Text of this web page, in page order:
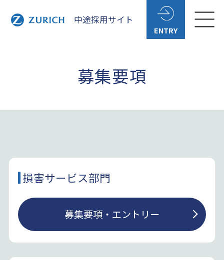
中途採用サイト
募集要項
損害サービス部門
募集要項・エントリー